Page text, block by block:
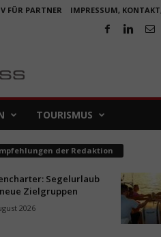
FÜR PARTNER IMPRESSUM,
TOURISMUS
der Redaktion
Segelurlaub
Zielgruppen
2026